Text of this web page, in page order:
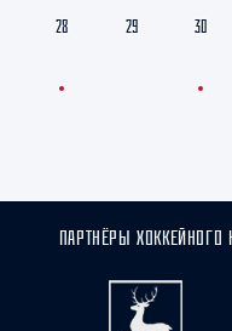
28 29 30
ПАРТНЁРЫ ХОККЕЙНОГО